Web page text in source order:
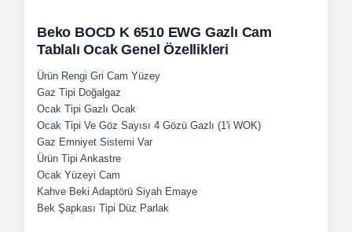
Beko BOCD K 6510 EWG Gazlı Cam
Tablalı Ocak Genel Özellikleri
Ürün Rengi Gri Cam Yüzey
Gaz Tipi Doğalgaz
Ocak Tipi Gazlı Ocak
Ocak Tipi Ve Göz Sayısı 4 Gözü Gazlı (1'i WOK)
Gaz Emniyet Sistemi Var
Ürün Tipi Ankastre
Ocak Yüzeyi Cam
Kahve Beki Adaptörü Siyah Emaye
Bek Şapkası Tipi Düz Parlak